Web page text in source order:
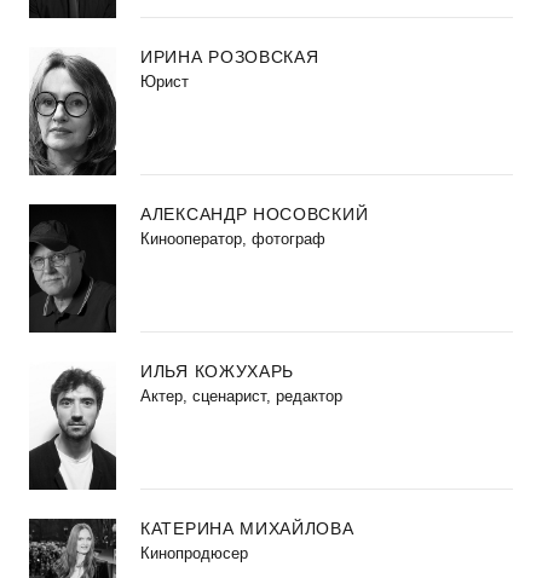
ИРИНА РОЗОВСКАЯ
Юрист
АЛЕКСАНДР НОСОВСКИЙ
Кинооператор, фотограф
ИЛЬЯ КОЖУХАРЬ
Актер, сценарист, редактор
КАТЕРИНА МИХАЙЛОВА
Кинопродюсер